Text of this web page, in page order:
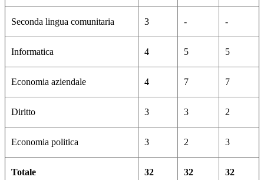
Seconda lingua comunitaria 3 - -
Informatica 4 5 5
Economia aziendale 4 7 7
Diritto 3 3 2
Economia politica 3 2 3
Totale 32 32 32